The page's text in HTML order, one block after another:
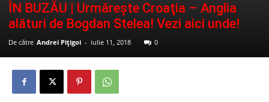
ÎN BUZĂU | Urmăreşte Croaţia – Anglia
alături de Bogdan Stelea! Vezi aici unde!
De către Andrei Pițigoi - iulie 11, 2018 0